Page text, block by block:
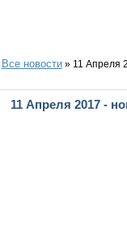
Все новости» 11 Апреля
11 Апреля 2017 -